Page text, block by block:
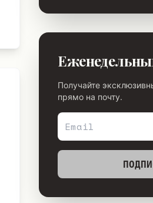
Получайте
прямо на почту.